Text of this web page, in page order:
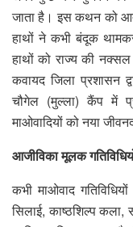
जाता है। इस कथन को
हाथों ने कभी बंदूक
हाथों को राज्य की
कवायद जिला प्रशासन
चौगेल (मुल्ला) कैंप में
माओवादियों को नया
आजीविका मूलक
कभी माओवाद
सिलाई, काष्ठशिल्प